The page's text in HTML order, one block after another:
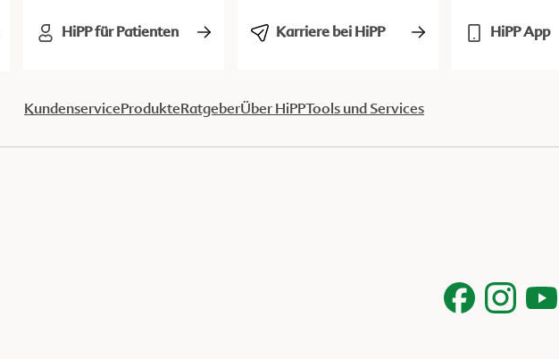
HiPP für Patienten Karriere bei HiPP HiPP App
KundenserviceProdukteRatgeberÜber HiPPTools und Services